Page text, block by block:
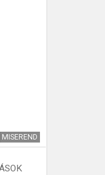
MISEREND